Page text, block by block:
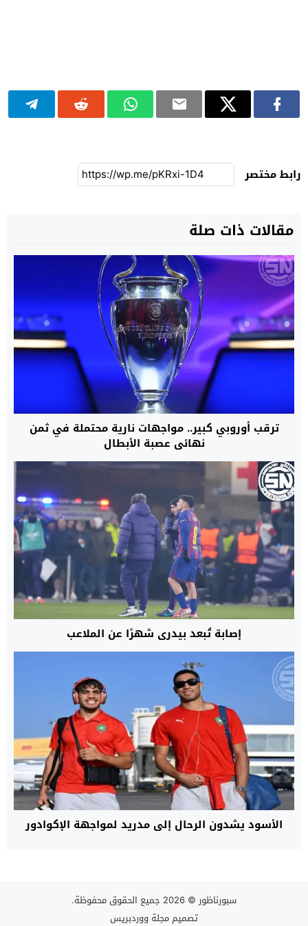
رابط مختصر
مقالات ذات صلة
ترقب أوروبي كبير.. مواجهات نارية محتملة في ثمن
نهائي عصبة الأبطال
إصابة تُبعد بيدري شهرًا عن الملاعب
الأسود يشدون الرحال إلى مدريد لمواجهة الإكوادور
سبورناظور© 2026 جميع الحقوق محفوظة.
تصميممجلة ووردبريس